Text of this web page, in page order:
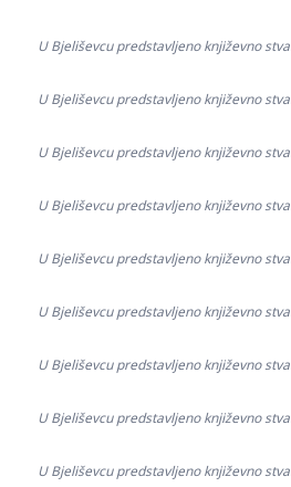
U Bjeliševcu predstavljeno književno
U Bjeliševcu predstavljeno književno
U Bjeliševcu predstavljeno književno
U Bjeliševcu predstavljeno književno
U Bjeliševcu predstavljeno književno
U Bjeliševcu predstavljeno književno
U Bjeliševcu predstavljeno književno
U Bjeliševcu predstavljeno književno
U Bjeliševcu predstavljeno književno